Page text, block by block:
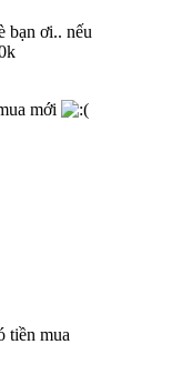
bạn ơi.. nếu
mới
tiền mua